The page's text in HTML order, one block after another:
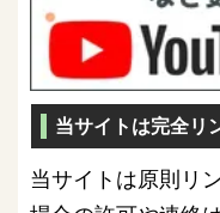
当サイトは完全リ
当サイトは原則リ